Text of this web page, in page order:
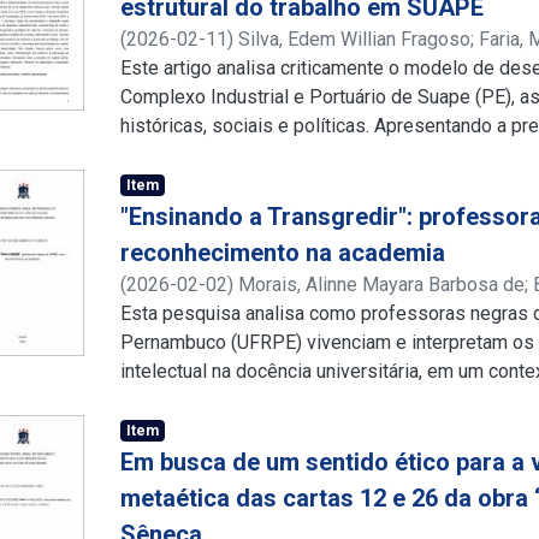
escolhas estruturais politicas e da omissão do
sociais integradas, reforçando a necessidade de
garantia de direitos e cidadania.
estrutural do trabalho em SUAPE
(2026-02-11)Silva, Edem Willian Fragoso; Faria,
http://lattes.cnpq.br/1513772085737367;http://
Este artigo analisa criticamente o modelo de
Complexo Industrial e Portuário de Suape (PE),
históricas, sociais e políticas. Apresentando a
construção de espaços de financeirização
sob a roupagem de promotor do
precarização estrutural do trabalho um efeito
econômico, mas o preço a se pagar por este.
que remonta desde concepção do complexo,
decisivos recebidos pelo projeto via Programa
nos anos 2000, o estudo demonstra como a
redenção social contrasta com a realidade de
concentração de renda e descompasso entre
municípios do entorno. Por meio de revisão
trabalho busca articular os conceitos de
precariado por Braga, a fim de decifrar as
pela terceirização em cadeia, rotatividade
Item
"Ensinando a Transgredir":
reconhecimento na academia
(2026-02-02) Morais, Alinne Mayara Barbosa de;
http://lattes.cnpq.br/0325443406402140 ;http://
Esta pesquisa analisa como professoras negras
Pernambuco (UFRPE) vivenciam e interpretam
intelectual na docência universitária, em um
ensino superior e da desvalorização simbólica
reconhecimento acadêmico não se limita à
por legitimidade intelectual. O estudo adota uma
Item
Em busca de um sentido ético para a
metaética das cartas 12 e 26 da obra